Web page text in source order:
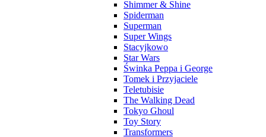
Shimmer & Shine
Spiderman
Superman
Super Wings
Stacyjkowo
Star Wars
Świnka Peppa i George
Tomek i Przyjaciele
Teletubisie
The Walking Dead
Tokyo Ghoul
Toy Story
Transformers